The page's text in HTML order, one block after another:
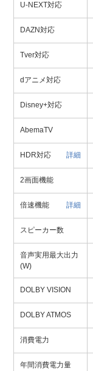
U-NEXT対応
DAZN対応
Tver対応
dアニメ対応
Disney+対応
AbemaTV
HDR対応 詳細
2画面機能
倍速機能 詳細
スピーカー数
音声実用最大出力
(W)
DOLBY VISION
DOLBY ATMOS
消費電力
年間消費電力量